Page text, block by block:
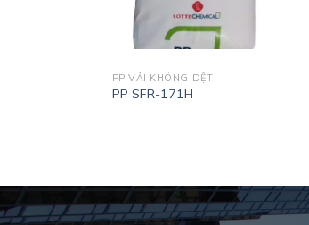
PP VẢI KHÔNG DỆT
PP SFR-171H